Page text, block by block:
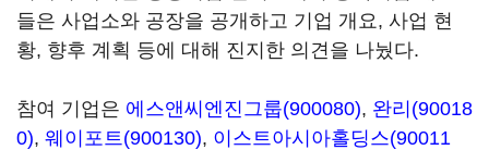
들은 사업소와 공장을 공개하고 기업 개요, 사업 현
황, 향후 계획 등에 대해 진지한 의견을 나눴다.
참여 기업은 에스앤씨엔진그룹(900080), 완리(90018
0), 웨이포트(900130), 이스트아시아홀딩스(90011